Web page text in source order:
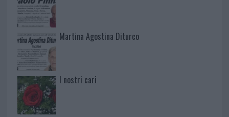
Martina Agostina Diturco
I nostri cari